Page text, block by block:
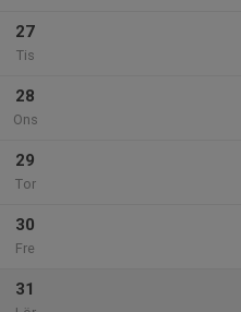
27
Tis
28
Ons
29
Tor
30
Fre
31